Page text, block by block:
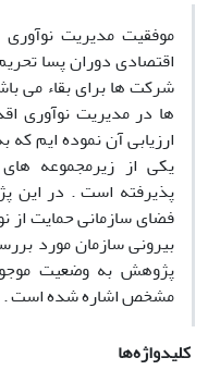
موفقیت مدیریت
اقتصادی دوران پسا
شرکت ها برای بقاء می
ها در مدیریت نوآوری
ارزیابی آن نموده ایم
یکی از زیرمجموعه
پذیرفته است . در این
فضای سازمانی حمایت از
بیرونی سازمان مورد
پژوهش به وضعیت
مشخص اشاره شده است .
کلیدواژه‌ها